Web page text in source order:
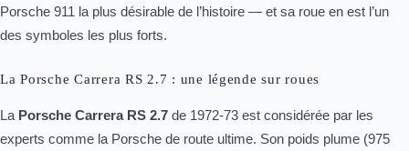
Porsche 911 la plus désirable de l’histoire — et sa roue en est l’un
des symboles les plus forts.
La Porsche Carrera RS 2.7 : une légende sur roues
La Porsche Carrera RS 2.7 de 1972-73 est considérée par les
experts comme la Porsche de route ultime. Son poids plume (975